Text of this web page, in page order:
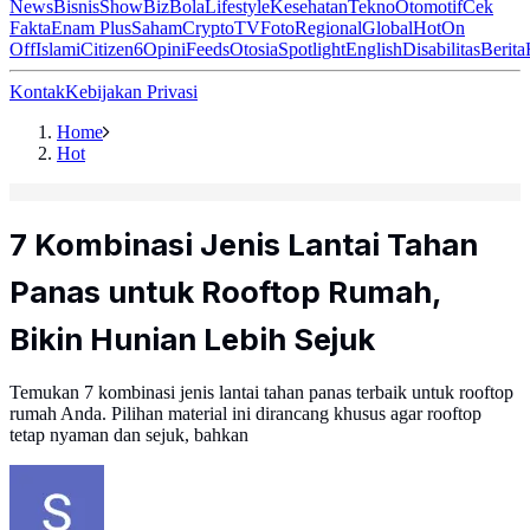
NewsBisnisShowBizBolaLifestyleKesehatanTeknoOtomotifCek
FaktaEnam PlusSahamCryptoTVFotoRegionalGlobalHotOn
OffIslamiCitizen6OpiniFeedsOtosiaSpotlightEnglishDisabilitasBerita
KontakKebijakan Privasi
Home
Hot
7 Kombinasi Jenis Lantai Tahan
Panas untuk Rooftop Rumah,
Bikin Hunian Lebih Sejuk
Temukan 7 kombinasi jenis lantai tahan panas terbaik untuk rooftop
rumah Anda. Pilihan material ini dirancang khusus agar rooftop
tetap nyaman dan sejuk, bahkan